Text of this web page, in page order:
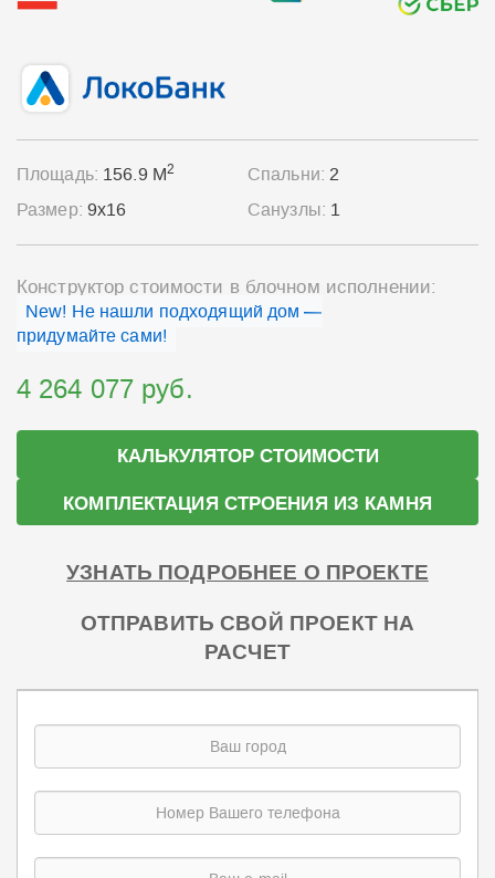
Площадь: 156.9 М2
Размер: 9x16
Спальни:2
Санузлы: 1
Конструктор стоимости в блочном исполнении:
New! Не нашли подходящий дом —
придумайте сами!
4 264 077 руб.
КАЛЬКУЛЯТОР СТОИМОСТИ
КОМПЛЕКТАЦИЯ СТРОЕНИЯ ИЗ КАМНЯ
УЗНАТЬ ПОДРОБНЕЕ О ПРОЕКТЕ
ОТПРАВИТЬ СВОЙ ПРОЕКТ НА
РАСЧЕТ